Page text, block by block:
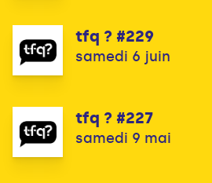
tfq ? #229
samedi 6 juin
tfq ? #227
samedi 9 mai